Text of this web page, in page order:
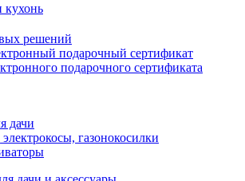
кухонь
решений
подарочный сертификат
дачи
газонокосилки